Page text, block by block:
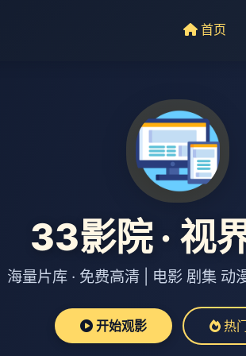
首页
33影院 · 视
海量片库 · 免费高清 | 电影 剧集 动
开始观影 热